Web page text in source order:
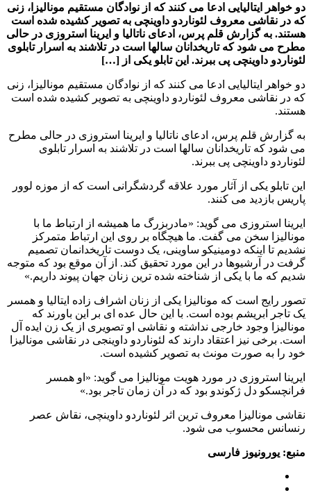
دو خواهر ایتالیایی ادعا می کنند که از نوادگان مستقیم مونالیزا، زنی
که در نقاشی معروف لئوناردو داوینچی به تصویر کشیده شده است
هستند. به گزارش قلم پرس، ادعای ناتالیا و ایرینا استروزی در حالی
مطرح می شود که تاریخدانان سالها است در تلاشند به اسرار تابلوی
لئوناردو داوینچی پی ببرند. این تابلو یکی از […]
دو خواهر ایتالیایی ادعا می کنند که از نوادگان مستقیم مونالیزا، زنی
که در نقاشی معروف لئوناردو داوینچی به تصویر کشیده شده است
هستند.
به گزارش قلم پرس، ادعای ناتالیا و ایرینا استروزی در حالی مطرح
می شود که تاریخدانان سالها است در تلاشند به اسرار تابلوی
لئوناردو داوینچی پی ببرند.
این تابلو یکی از آثار مورد علاقه گردشگرانی است که از موزه لوور
پاریس بازدید می کنند.
ایرینا استروزی می گوید: «مادربزرگ ما همیشه از ارتباط ما با
مونالیزا سخن می گفت. ما هیچگاه بر روی این ارتباط متمرکز
نشدیم تا اینکه دومینیکو ساوینی، یک دوست تاریخدانمان تصمیم
گرفت در آرشیوها در این مورد تحقیق کند. از آن موقع بود که متوجه
شدیم که ما با یکی از شناخته شده ترین زنان جهان پیوند داریم.»
تصور رایج است که مونالیزا یکی از زنان اشراف زاده ایتالیا و همسر
یک تاجر ابریشم بوده است. با این حال عده ای بر این باورند که
مونالیزا وجود خارجی نداشته و نقاشی او تصویری از یک زن ایده آل
است. برخی نیز اعتقاد دارند که لئوناردو داوینجی در نقاشی مونالیزا
خود را به صورت مونث به تصویر کشیده است.
ایرینا استروزی در مورد هویت مونالیزا می گوید: «او همسر
فرانچسکو دل ژکوندو بود که در آن زمان تاجر بود.»
نقاشی مونالیزا معروف ترین اثر لئوناردو داوینچی، نقاش عصر
رنسانس محسوب می شود.
منبع: یورونیوز فارسی